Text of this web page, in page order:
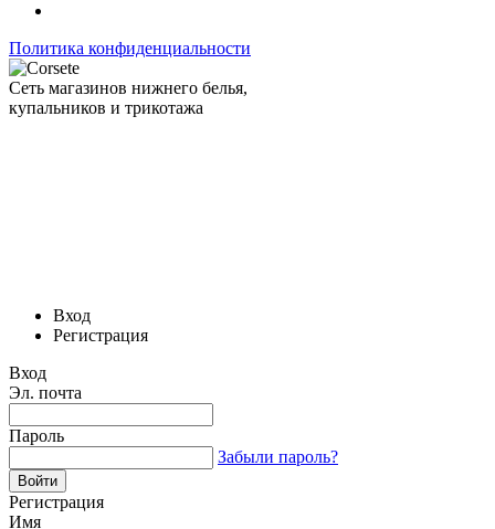
Политика конфиденциальности
Сеть магазинов нижнего белья,
купальников и трикотажа
Вход
Регистрация
Вход
Эл. почта
Пароль
Забыли пароль?
Регистрация
Имя